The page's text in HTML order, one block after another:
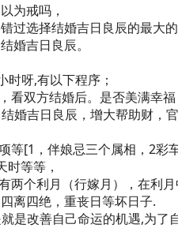
为戒吗，
过选择结婚吉日良辰的最大
婚吉日良辰。
呀,有以下程序；
看双方结婚后。是否美满幸
婚吉日良辰，增大帮助财，
等[1，伴娘忌三个属相，2彩
等等，
两个利月（行嫁月），在利
离四绝，重丧日等坏日子.
是改善自己命运的机遇,为